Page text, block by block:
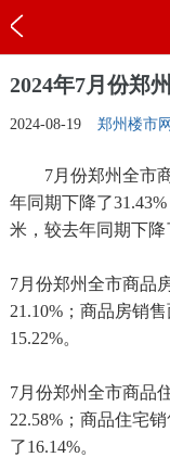
2024年7月份郑
2024-08-19 郑州楼市网
7月份郑州全市
年同期下降了
米，较去年同期下降
7月份郑州全市商品
21.10%；商品房销
15.22%。
7月份郑州全市商品
22.58%；商品住宅
了16.14%。